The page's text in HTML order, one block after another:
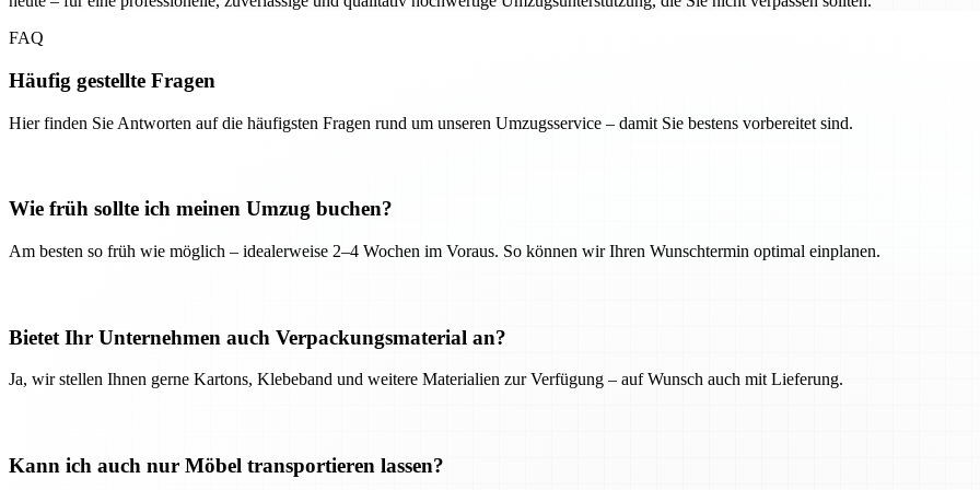
FAQ
Häufig gestellte Fragen
Hier finden Sie Antworten auf die häufigsten Fragen rund um unseren Umzugsservice – damit Sie bestens vorbereitet sind.
Wie früh sollte ich meinen Umzug buchen?
Am besten so früh wie möglich – idealerweise 2–4 Wochen im Voraus. So können wir Ihren Wunschtermin optimal einplanen.
Bietet Ihr Unternehmen auch Verpackungsmaterial an?
Ja, wir stellen Ihnen gerne Kartons, Klebeband und weitere Materialien zur Verfügung – auf Wunsch auch mit Lieferung.
Kann ich auch nur Möbel transportieren lassen?